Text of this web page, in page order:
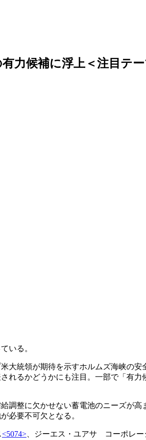
力候補に浮上＜注目テ
いる。
大統領が期待を示すホルムズ海峡の
れるかどうかにも注目。一部で「有
調整に欠かせない蓄電池のニーズが
必要不可欠となる。
<5074> 、ジーエス・ユアサ コーポレー